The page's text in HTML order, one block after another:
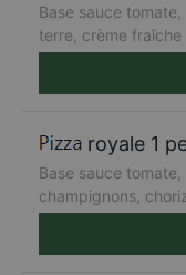
Base sauce
terre, crème fraîche
royale 1
Base sauce
champignons,